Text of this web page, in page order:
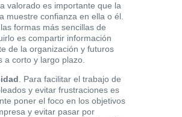
valorado es importante que la
muestre confianza en ella o él.
formas más sencillas de
es compartir información
de la organización y futuros
a corto y largo plazo.
. Para facilitar el trabajo de
y evitar frustraciones es
poner el foco en los objetivos
y evitar pasar por